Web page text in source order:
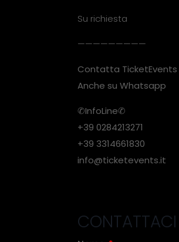
Su richiesta
—————————
Contatta TicketEvents
Anche su Whatsapp
✆InfoLine✆
+39 0284213271
+39 3314661830
info@ticketevents.it
CONTATTACI